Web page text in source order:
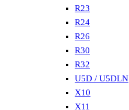
R23
R24
R26
R30
R32
U5D / U5DLN
X10
X11